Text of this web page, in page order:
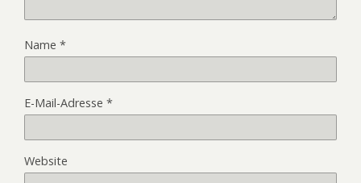
Name *
E-Mail-Adresse *
Website